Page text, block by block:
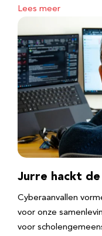
Lees meer
Jurre hackt de
Cyberaanvallen
voor onze
voor